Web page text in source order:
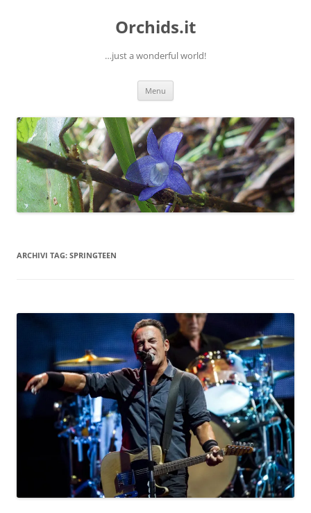
Orchids.it
…just a wonderful world!
Menu
ARCHIVI TAG: SPRINGTEEN